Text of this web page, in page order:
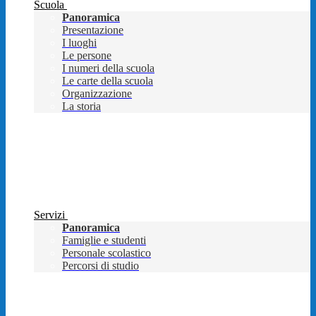
Scuola
Panoramica
Presentazione
I luoghi
Le persone
I numeri della scuola
Le carte della scuola
Organizzazione
La storia
Servizi
Panoramica
Famiglie e studenti
Personale scolastico
Percorsi di studio